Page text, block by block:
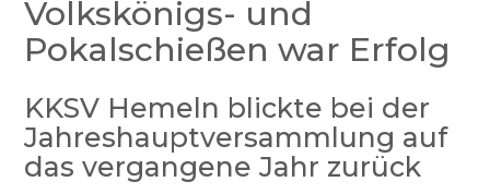
Volkskönigs- und
Pokalschießen war Erfolg
KKSV Hemeln blickte bei der
Jahreshauptversammlung auf
das vergangene Jahr zurück